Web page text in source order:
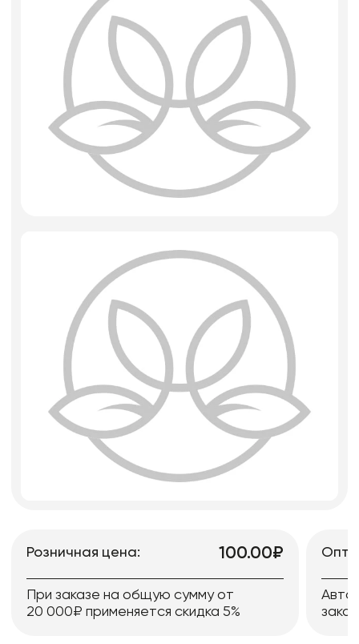
Игрушки мягкие
Сухоцветы
Розничная цена: 100.00₽
При заказе на общую сумму от
20 000₽ применяется скидка 5%